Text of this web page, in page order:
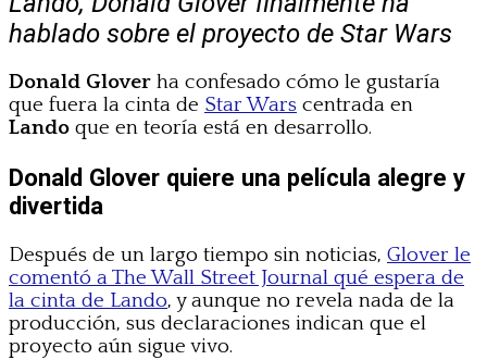
hablado sobre el proyecto de Star Wars
Donald Glover ha confesado cómo le gustaría
que fuera la cinta de Star Wars centrada en
Lando que en teoría está en desarrollo.
Donald Glover quiere una película alegre y
divertida
Después de un largo tiempo sin noticias, Glover le
comentó a The Wall Street Journal qué espera de
la cinta de Lando, y aunque no revela nada de la
producción, sus declaraciones indican que el
proyecto aún sigue vivo.